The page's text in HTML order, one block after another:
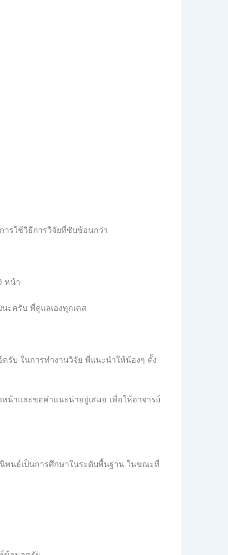
รใช้วิธีการวิจัยที่ซับซ้อนกว่า
หน้า
ะครับ พี่ดูแลเองทุกเคส
บ ในการทำงานวิจัย พี่แนะนำให้น้องๆ ตั้ง
าและขอคำแนะนำอยู่เสมอ เพื่อให้อาจารย์
พนธ์เป็นการศึกษาในระดับพื้นฐาน ในขณะที่